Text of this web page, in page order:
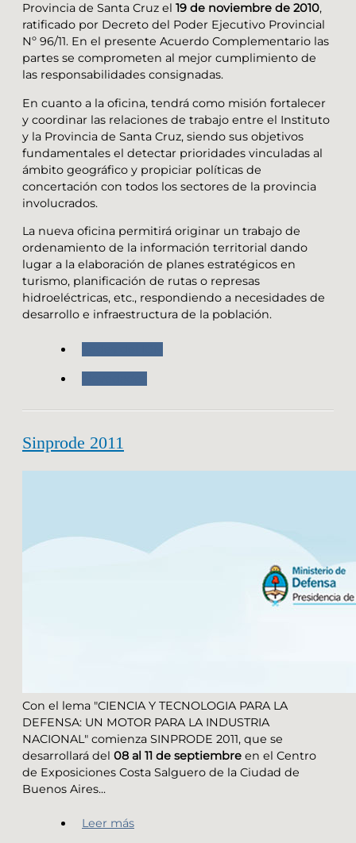
Provincia de Santa Cruz el 19 de noviembre de 2010,
ratificado por Decreto del Poder Ejecutivo Provincial
Nº 96/11. En el presente Acuerdo Complementario las
partes se comprometen al mejor cumplimiento de
las responsabilidades consignadas.
En cuanto a la oficina, tendrá como misión fortalecer
y coordinar las relaciones de trabajo entre el Instituto
y la Provincia de Santa Cruz, siendo sus objetivos
fundamentales el detectar prioridades vinculadas al
ámbito geográfico y propiciar políticas de
concertación con todos los sectores de la provincia
involucrados.
La nueva oficina permitirá originar un trabajo de
ordenamiento de la información territorial dando
lugar a la elaboración de planes estratégicos en
turismo, planificación de rutas o represas
hidroeléctricas, etc., respondiendo a necesidades de
desarrollo e infraestructura de la población.
Sinprode 2011
Con el lema "CIENCIA Y TECNOLOGIA PARA LA
DEFENSA: UN MOTOR PARA LA INDUSTRIA
NACIONAL" comienza SINPRODE 2011, que se
desarrollará del 08 al 11 de septiembre en el Centro
de Exposiciones Costa Salguero de la Ciudad de
Buenos Aires...
Leer más